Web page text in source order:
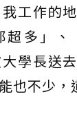
我工作的
超多」、
大學長送
也不少，